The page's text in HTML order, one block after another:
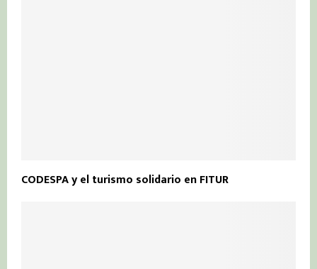
CODESPA y el turismo solidario en FITUR